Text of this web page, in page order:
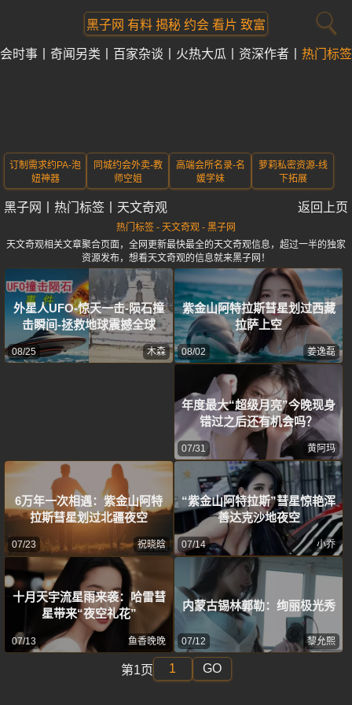
黑子网 有料 揭秘 约会 看片 致富
时事 奇闻另类 百家杂谈 火热大瓜 资深作者 热门标签
订制需求约PA-泡
妞神器
同城约会外卖-教
师空姐
高端会所名录-名
媛学妹
萝莉私密资源-线
下拓展
黑子网 热门标签 天文奇观 返回上页
热门标签 - 天文奇观 - 黑子网
天文奇观相关文章聚合页面，全网更新最快最全的天文奇观信息，超过一半的独家
资源发布，想看天文奇观的信息就来黑子网！
外星人UFO-惊天一击-陨石撞
击瞬间-拯救地球震撼全球
08/25 木森
紫金山阿特拉斯彗星划过西藏
拉萨上空
08/02 姜逸磊
年度最大“超级月亮”今晚现身
错过之后还有机会吗？
07/31 黄阿玛
6万年一次相遇：紫金山阿特
拉斯彗星划过北疆夜空
07/23 祝晓晗
“紫金山阿特拉斯”彗星惊艳浑
善达克沙地夜空
07/14 小乔
十月天宇流星雨来袭：哈雷彗
星带来“夜空礼花”
07/13 鱼香晚晚
内蒙古锡林郭勒：绚丽极光秀
07/12 黎允熙
第1页 GO